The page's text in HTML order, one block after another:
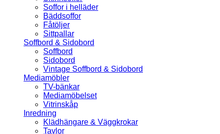
Soffor i helläder
Bäddsoffor
Fåtöljer
Sittpallar
Soffbord & Sidobord
Soffbord
Sidobord
Vintage Soffbord & Sidobord
Mediamöbler
TV-bänkar
Mediamöbelset
Vitrinskåp
Inredning
Klädhängare & Väggkrokar
Tavlor